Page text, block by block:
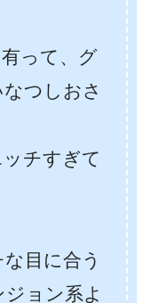
って、グ
つしおさ
チすぎて
目に合う
ョン系よ